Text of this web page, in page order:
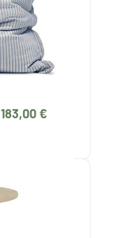
183,00 €